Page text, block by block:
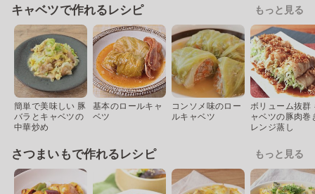
キャベツで作れるレシピ もっと見る
簡単で美味しい 豚
バラとキャベツの
中華炒め
基本のロールキャ
ベツ
コンソメ味のロー
ルキャベツ
ボリューム抜群
ャベツの豚肉巻
レンジ蒸し
さつまいもで作れるレシピ もっと見る